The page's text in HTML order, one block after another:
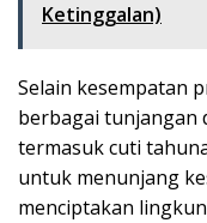
Ketinggalan)
Selain kesempatan
berbagai tunjangan
termasuk cuti
untuk menunjang
menciptakan